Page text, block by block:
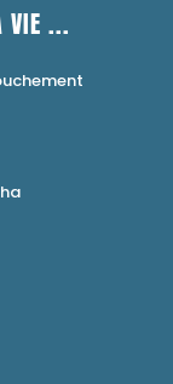
VIE ...